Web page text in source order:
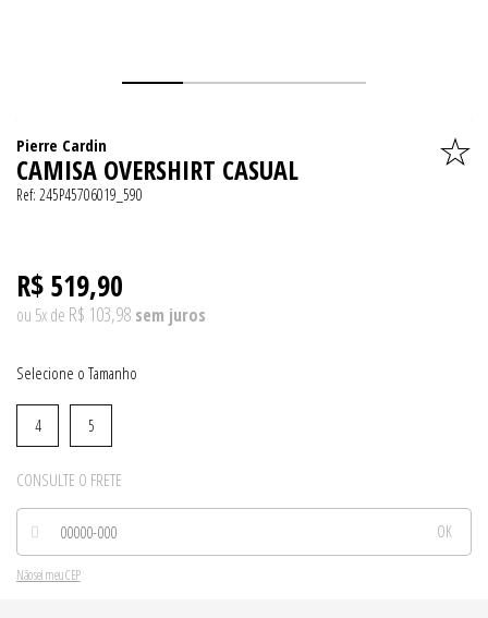
Pierre Cardin
CAMISA OVERSHIRT CASUAL
Ref: 245P45706019_590
R$ 519,90
ou 5xde R$ 103,98
Tamanho
4 5
CONSULTE O FRETE
Não sei meu CEP